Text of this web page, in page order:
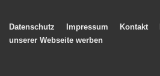
Footer-
Datenschutz Impressum Kontakt
unserer Webseite werben